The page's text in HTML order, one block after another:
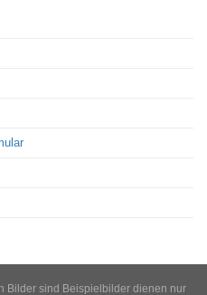
Bilder sind Beispielbilder dienen nur